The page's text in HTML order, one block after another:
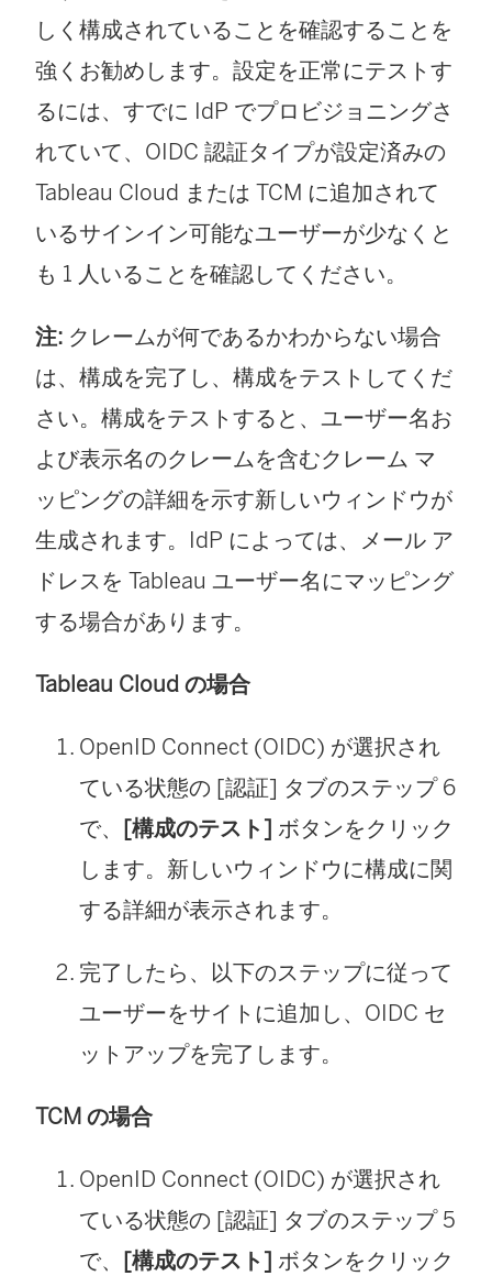
しく構成されていることを確認することを
強くお勧めします。設定を正常にテストす
るには、すでに IdP でプロビジョニングさ
れていて、OIDC 認証タイプが設定済みの
Tableau Cloud または TCM に追加されて
いるサインイン可能なユーザーが少なくと
も 1 人いることを確認してください。
注: クレームが何であるかわからない場合
は、構成を完了し、構成をテストしてくだ
さい。構成をテストすると、ユーザー名お
よび表示名のクレームを含むクレーム マ
ッピングの詳細を示す新しいウィンドウが
生成されます。IdP によっては、メール ア
ドレスを Tableau ユーザー名にマッピング
する場合があります。
Tableau Cloud の場合
OpenID Connect (OIDC) が選択され
ている状態の [認証] タブのステップ 6
で、 [構成のテスト] ボタンをクリック
します。新しいウィンドウに構成に関
する詳細が表示されます。
完了したら、以下のステップに従って
ユーザーをサイトに追加し、OIDC セ
ットアップを完了します。
TCM の場合
OpenID Connect (OIDC) が選択され
ている状態の [認証] タブのステップ 5
で、 [構成のテスト] ボタンをクリック